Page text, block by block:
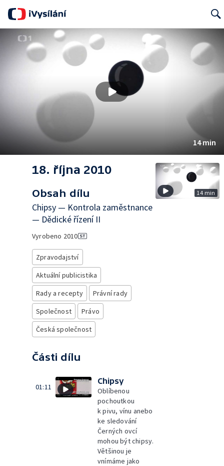
14 min
18. října 2010
Obsah dílu
Chipsy — Kontrola zaměstnance
— Dědické řízení II
Vyrobeno 2010
Zpravodajství
Aktuální publicistika
Rady a recepty
Právní rady
Společnost
Právo
Česká společnost
Části dílu
01:11
Chipsy
Oblíbenou
pochoutkou
k pivu, vínu anebo
ke sledování
Černých ovcí
mohou být chipsy.
Většinou je
vnímáme jako
14 min